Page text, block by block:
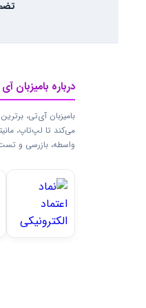
درباره بامیزبان
بامیزبان آی‌تی،
می‌کند تا لپ‌تاپ،
واسطه، بازرسی و